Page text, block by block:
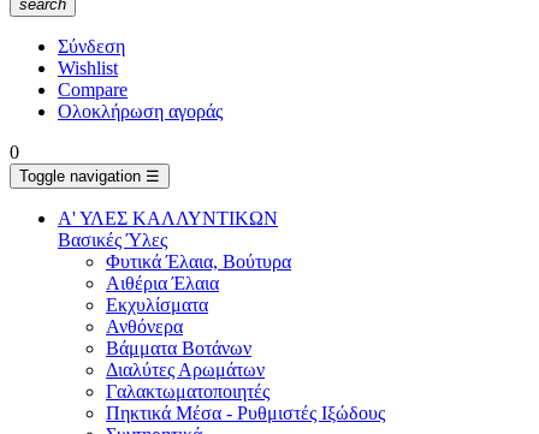
search
Σύνδεση
Wishlist
Compare
Ολοκλήρωση αγοράς
0
Toggle navigation ☰
Α' ΥΛΕΣ ΚΑΛΛΥΝΤΙΚΩΝ
Βασικές Ύλες
Φυτικά Έλαια, Βούτυρα
Αιθέρια Έλαια
Εκχυλίσματα
Ανθόνερα
Βάμματα Βοτάνων
Διαλύτες Αρωμάτων
Γαλακτωματοποιητές
Πηκτικά Μέσα - Ρυθμιστές Ιξώδους